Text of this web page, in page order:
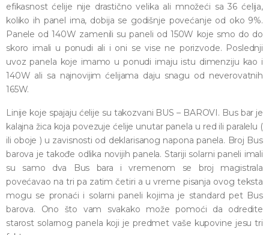
efikasnost ćelije nije drastično velika ali množeći sa 36 ćelija,
koliko ih panel ima, dobija se godišnje povećanje od oko 9%.
Panele od 140W zamenili su paneli od 150W koje smo do do
skoro imali u ponudi ali i oni se vise ne porizvode. Poslednji
uvoz panela koje imamo u ponudi imaju istu dimenziju kao i
140W ali sa najnovijim ćelijama daju snagu od neverovatnih
165W.
Linije koje spajaju ćelije su takozvani BUS – BAROVI. Bus bar je
kalajna žica koja povezuje ćelije unutar panela u red ili paralelu (
ili oboje ) u zavisnosti od deklarisanog napona panela. Broj Bus
barova je takođe odlika novijih panela. Stariji solarni paneli imali
su samo dva Bus bara i vremenom se broj magistrala
povećavao na tri pa zatim četiri a u vreme pisanja ovog teksta
mogu se pronaći i solarni paneli kojima je standard pet Bus
barova. Ono što vam svakako može pomoći da odredite
starost solarnog panela koji je predmet vaše kupovine jesu tri